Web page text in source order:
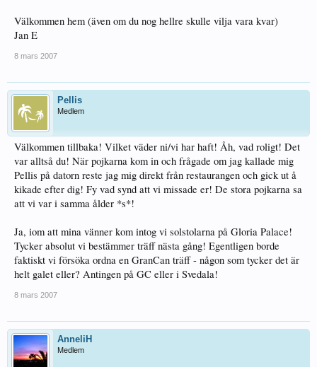
Välkommen hem (även om du nog hellre skulle vilja vara kvar)
Jan E
8 mars 2007
Pellis
Medlem
Välkommen tillbaka! Vilket väder ni/vi har haft! Åh, vad roligt! Det
var alltså du! När pojkarna kom in och frågade om jag kallade mig
Pellis på datorn reste jag mig direkt från restaurangen och gick ut å
kikade efter dig! Fy vad synd att vi missade er! De stora pojkarna sa
att vi var i samma ålder *s*!
Ja, iom att mina vänner kom intog vi solstolarna på Gloria Palace!
Tycker absolut vi bestämmer träff nästa gång! Egentligen borde
faktiskt vi försöka ordna en GranCan träff - någon som tycker det är
helt galet eller? Antingen på GC eller i Svedala!
8 mars 2007
AnneliH
Medlem